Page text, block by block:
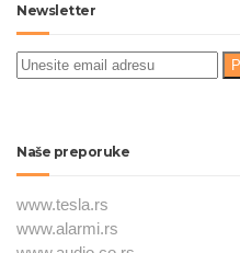
Newsletter
Naše preporuke
www.tesla.rs
www.alarmi.rs